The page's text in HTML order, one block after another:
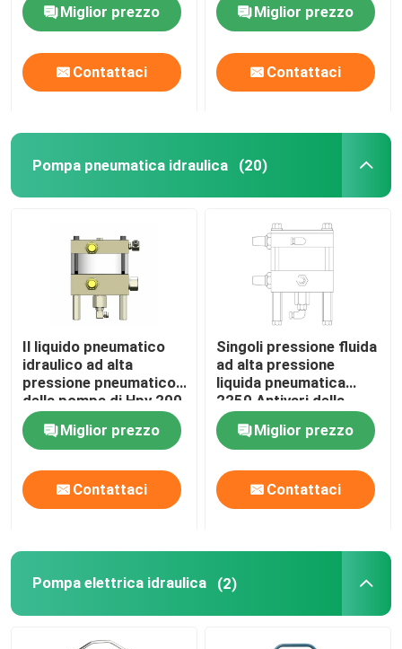
Prodotti
Video
Su di noi
Visita alla fabbrica
Miglior prezzo
Contattaci
Miglior prezzo
Contattaci
Pompa pneumatica idraulica (20)
Il liquido pneumatico
idraulico ad alta
pressione pneumatico
della pompa di Hpv 200
pompa 1974 Antivari
Miglior prezzo
Contattaci
Singoli pressione fluida
ad alta pressione
liquida pneumatica
2250 Antivari della
pompa di Hpv 150
Miglior prezzo
Contattaci
Pompa elettrica idraulica (2)